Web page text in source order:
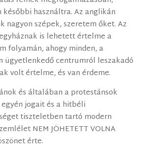
használtra. Az anglikán
nagyon szépek, szeretem őket. Az
is lehetett értelme a
folyamán, ahogy minden, a
ügyetlenkedő centrumról leszakadó
volt értelme, és van érdeme.
és általában a protestánsok
jogait és a hitbéli
tiszteletben tartó modern
NEM JÖHETETT VOLNA
érte.